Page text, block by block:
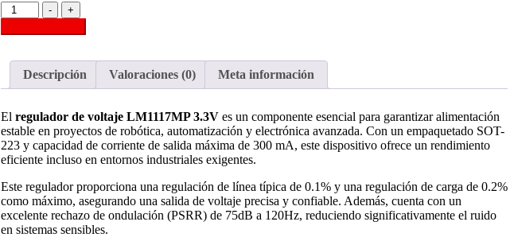
-
Regulador
de
Voltaje
3.3V
SOT-
223
Proyectos
de
Electrónica
y
Robótica
cantidad
+
Descripción Valoraciones (0) Meta información
El regulador de voltaje LM1117MP 3.3Ves un componente esencial para garantizar alimentación
estable en proyectos de robótica, automatización y electrónica avanzada. Con un empaquetado SOT-
223 y capacidad de corriente de salida máxima de 300 mA, este dispositivo ofrece un rendimiento
eficiente incluso en entornos industriales exigentes.
Este regulador proporciona una regulación de línea típica de 0.1% y una regulación de carga de 0.2%
como máximo, asegurando una salida de voltaje precisa y confiable. Además, cuenta con un
excelente rechazo de ondulación (PSRR) de 75dB a 120Hz, reduciendo significativamente el ruido
en sistemas sensibles.